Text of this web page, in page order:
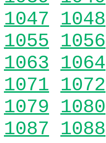
1047 1048
1055 1056
1063 1064
1071 1072
1079 1080
1087 1088